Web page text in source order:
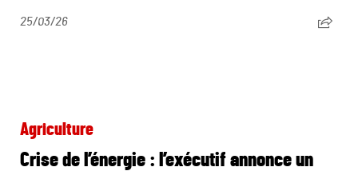
25/03/26
Agriculture
Crise de l’énergie : l’exécutif annonce un